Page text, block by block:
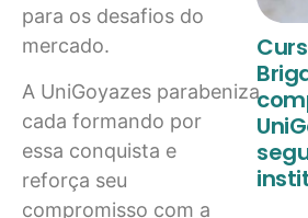
para os desafios do
mercado.
A UniGoyazes parabeniza
cada formando por
essa conquista e
reforça seu
compromisso com a